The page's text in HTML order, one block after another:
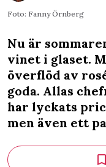
Foto: Fanny Örnberg
Nu är
vinet i glaset.
överflöd av
goda. Allas
har lyckats
men även ett